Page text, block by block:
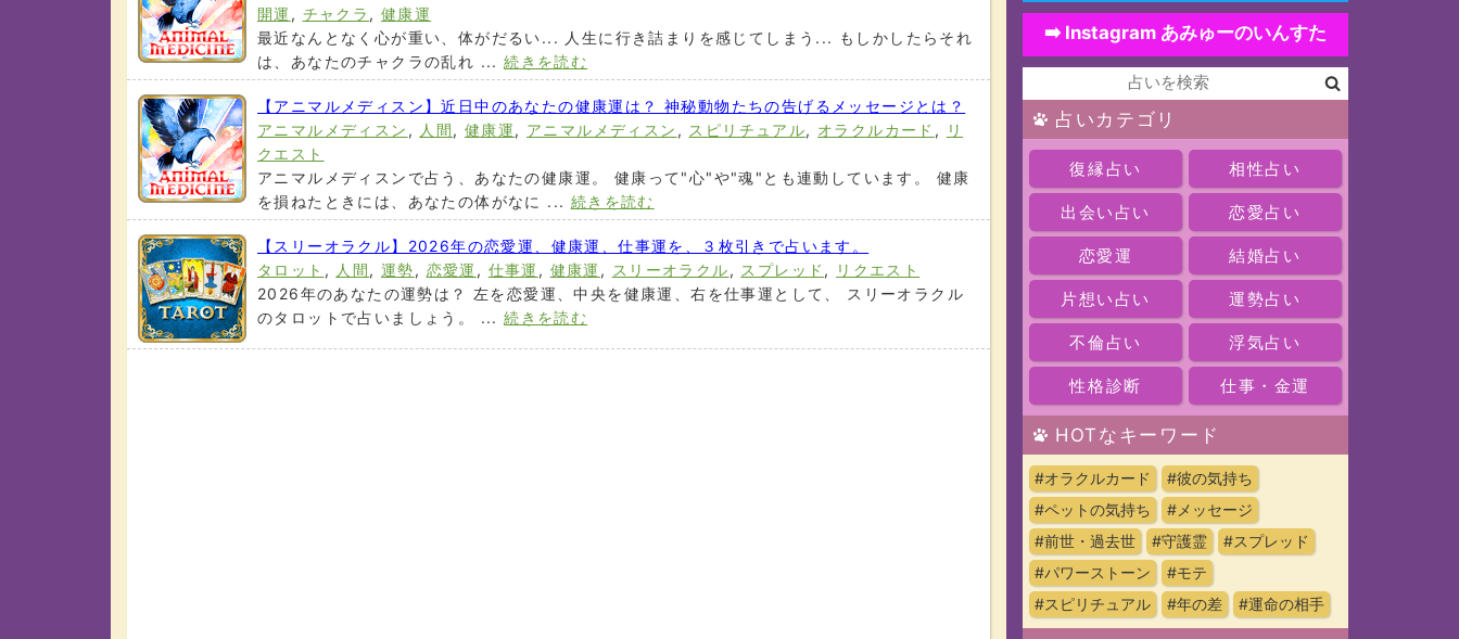
開運 , チャクラ ,健康運
最近なんとなく心が重い、体がだるい... 人生に行き詰まりを感じてしまう... もしかしたらそれ
は、あなたのチャクラの乱れ ...続きを読む
【アニマルメディスン】近日中のあなたの健康運は？ 神秘動物たちの告げるメッセージとは？
アニマルメディスン , 人間,健康運, アニマルメディスン , スピリチュアル, オラクルカード ,
リ
クエスト
アニマルメディスンで占う、あなたの健康運。 健康って"心"や"魂"とも連動しています。 健康
を損ねたときには、あなたの体がなに ... 続きを読む
【スリーオラクル】2026年の恋愛運、健康運、仕事運を、３枚引きで占います。
タロット , 人間,運勢, 恋愛運 , 仕事運 , 健康運 , スリーオラクル, スプレッド ,
リクエスト
2026年のあなたの運勢は？ 左を恋愛運、中央を健康運、右を仕事運として、 スリーオラクル
のタロットで占いましょう。 ...続きを読む
➡️ Instagram あみゅーのいんすた
占いカテゴリ
復縁占い 相性占い
出会い占い 恋愛占い
恋愛運 結婚占い
片想い占い 運勢占い
不倫占い 浮気占い
性格診断 仕事・金運
HOTなキーワード
#オラクルカード
#彼の気持ち
#ペットの気持ち
#メッセージ
#前世・過去世
#守護霊
#スプレッド
#パワーストーン
#モテ
#スピリチュアル
#年の差 #運命の相手